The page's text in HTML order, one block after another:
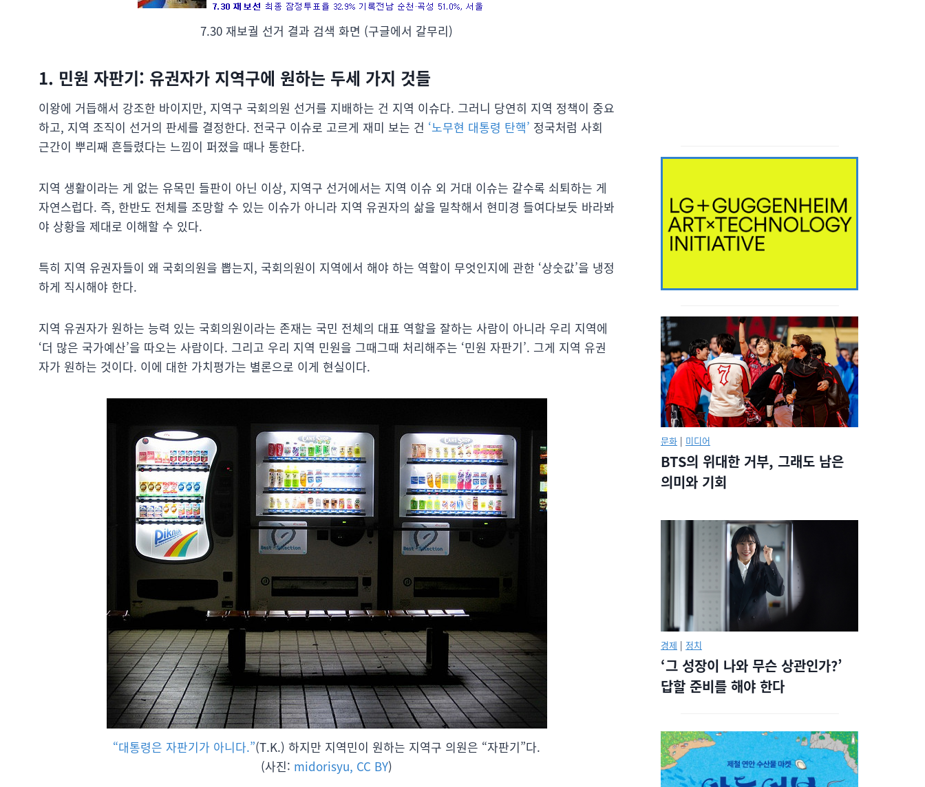
7.30 재보궐 선거 결과 검색 화면 (구글에서 갈무리)
1. 민원 자판기: 유권자가 지역구에 원하는 두세 가지 것들
이왕에 거듭해서 강조한 바이지만, 지역구 국회의원 선거를 지배하는 건 지역 이슈다. 그러니 당연히 지역 정책이 중요
하고, 지역 조직이 선거의 판세를 결정한다. 전국구 이슈로 고르게 재미 보는 건 ‘노무현 대통령 탄핵’ 정국처럼 사회
근간이 뿌리째 흔들렸다는 느낌이 퍼졌을 때나 통한다.
지역 생활이라는 게 없는 유목민 들판이 아닌 이상, 지역구 선거에서는 지역 이슈 외 거대 이슈는 갈수록 쇠퇴하는 게
자연스럽다. 즉, 한반도 전체를 조망할 수 있는 이슈가 아니라 지역 유권자의 삶을 밀착해서 현미경 들여다보듯 바라봐
야 상황을 제대로 이해할 수 있다.
특히 지역 유권자들이 왜 국회의원을 뽑는지, 국회의원이 지역에서 해야 하는 역할이 무엇인지에 관한 ‘상숫값’을 냉정
하게 직시해야 한다.
지역 유권자가 원하는 능력 있는 국회의원이라는 존재는 국민 전체의 대표 역할을 잘하는 사람이 아니라 우리 지역에
‘더 많은 국가예산’을 따오는 사람이다. 그리고 우리 지역 민원을 그때그때 처리해주는 ‘민원 자판기’. 그게 지역 유권
자가 원하는 것이다. 이에 대한 가치평가는 별론으로 이게 현실이다.
“대통령은 자판기가 아니다.”(T.K.) 하지만 지역민이 원하는 지역구 의원은 “자판기”다.
(사진: midorisyu, CC BY)
문화 | 미디어
BTS의 위대한 거부, 그래도 남은
의미와 기회
경제 | 정치
‘그 성장이 나와 무슨 상관인가?’
답할 준비를 해야 한다